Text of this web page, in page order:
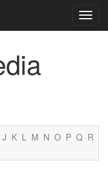
J K L M N O P Q R